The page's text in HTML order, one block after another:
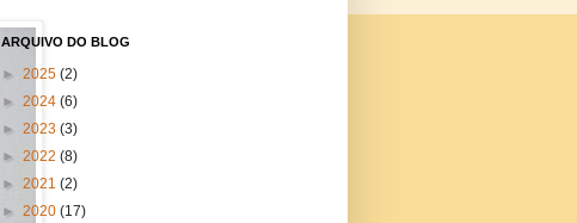
ARQUIVO DO BLOG
► 2025 (2)
► 2024 (6)
► 2023 (3)
► 2022 (8)
► 2021 (2)
► 2020 (17)